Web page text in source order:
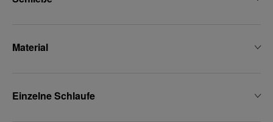
Material
Einzelne Schlaufe